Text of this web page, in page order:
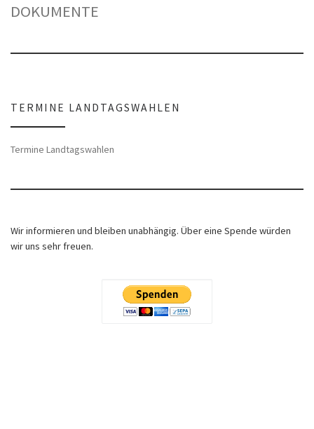
DOKUMENTE
TERMINE LANDTAGSWAHLEN
Termine Landtagswahlen
Wir informieren und bleiben unabhängig. Über eine Spende würden
wir uns sehr freuen.